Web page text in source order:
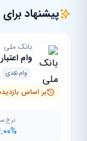
پیشنهاد
بانک ملی
وام
وام نقدی
بر اساس
نرخ